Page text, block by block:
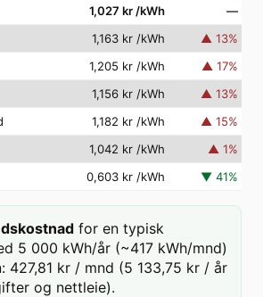
1,027 kr /kWh
—
1,163 kr /kWh ▲ 13%
1,205 kr /kWh ▲ 17%
1,156 kr /kWh ▲ 13%
1,182 kr /kWh ▲ 15%
1,042 kr /kWh ▲ 1%
0,603 kr /kWh ▼ 41%
for en typisk
5 000 kWh/år (~417 kWh/mnd)
427,81 kr / mnd (5 133,75 kr / år
og nettleie).